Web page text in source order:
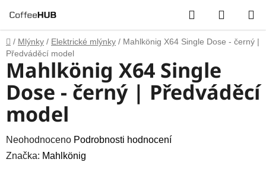
na
obsah
Hledat
KOŠÍK
Domů
/ Mlýnky / Elektrické mlýnky / Mahlkönig X64 Single Dose - černý |
Předváděcí model
Mahlkönig X64 Single
Dose - černý | Předváděcí
model
Průměrné
hodnocení
Neohodnoceno Podrobnosti hodnocení
Značka: Mahlkönig